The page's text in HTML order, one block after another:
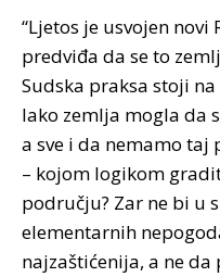
“Ljetos je usvojen
predviđa da se to
Sudska praksa stoji
lako zemlja mogla da
a sve i da nemamo
– kojom logikom
području? Zar ne bi u
elementarnih
najzaštićenija, a ne da